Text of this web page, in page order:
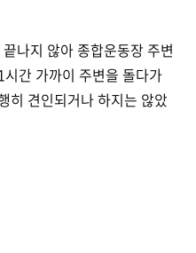
나지 않아 종합운동장 주변
간 가까이 주변을 돌다가
히 견인되거나 하지는 않았